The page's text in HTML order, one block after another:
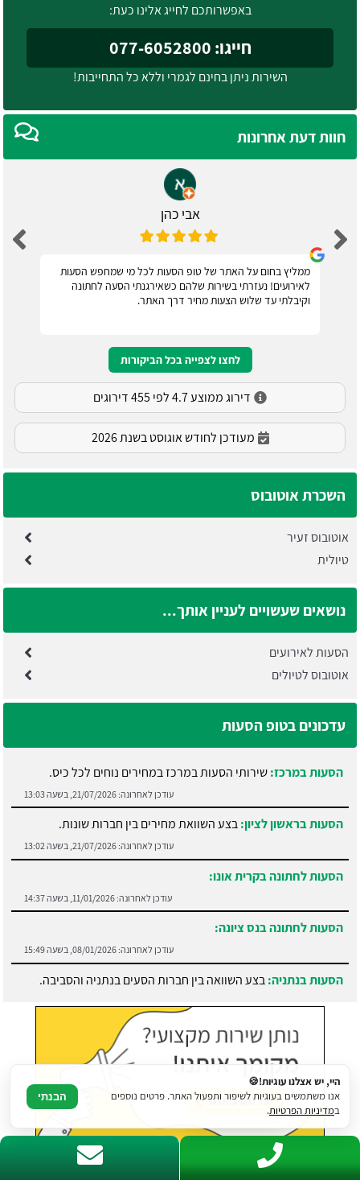
באפשרותכם לחייג אלינו כעת:
חייגו: 077-6052800
השירות ניתן בחינם לגמרי וללא כל התחייבות!
חוות דעת אחרונות
אבי כהן
ממליץ בחום על האתר של טופ הסעות לכל מי שמחפש הסעות
לאירועים! נעזרתי בשירות שלהם כשאירגנתי הסעה לחתונה
וקיבלתי עד שלוש הצעות מחיר דרך האתר.
לחצו לצפייה בכל הביקורות
דירוג ממוצע 4.7 לפי 455 דירוגים
מעודכן לחודש אוגוסט בשנת 2026
השכרת אוטובוס
אוטובוס זעיר
טיולית
נושאים שעשויים לעניין אותך...
הסעות לאירועים
אוטובוס לטיולים
עדכונים בטופ הסעות
הסעות במרכז:שירותי הסעות במרכז במחירים נוחים לכל כיס.
הסעות בראשון לציון:בצע השוואת מחירים בין חברות שונות.
עודכן לאחרונה: 21/07/2026, בשעה 13:02
הסעות לחתונה בקרית אונו:
עודכן לאחרונה:11/01/2026, בשעה 14:37
הסעות לחתונה בנס ציונה:
עודכן לאחרונה: 08/01/2026, בשעה 15:49
הסעות בנתניה:בצע השוואה בין חברות הסעים בנתניה והסביבה.
עודכן לאחרונה: 21/07/2026, בשעה 13:05
היי, יש אצלנו עוגיות!🍪
אנו משתמשים בעוגיות לשיפור ותפעול האתר. פרטים נוספים
במדיניות הפרטיות.
הבנתי